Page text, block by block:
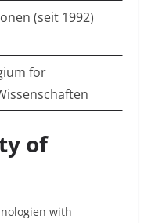
(seit 1992)
for
of
with